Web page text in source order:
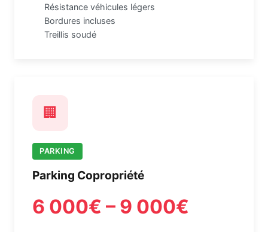
Résistance véhicules légers
Bordures incluses
Treillis soudé
🏢
PARKING
Parking Copropriété
6 000€ – 9 000€